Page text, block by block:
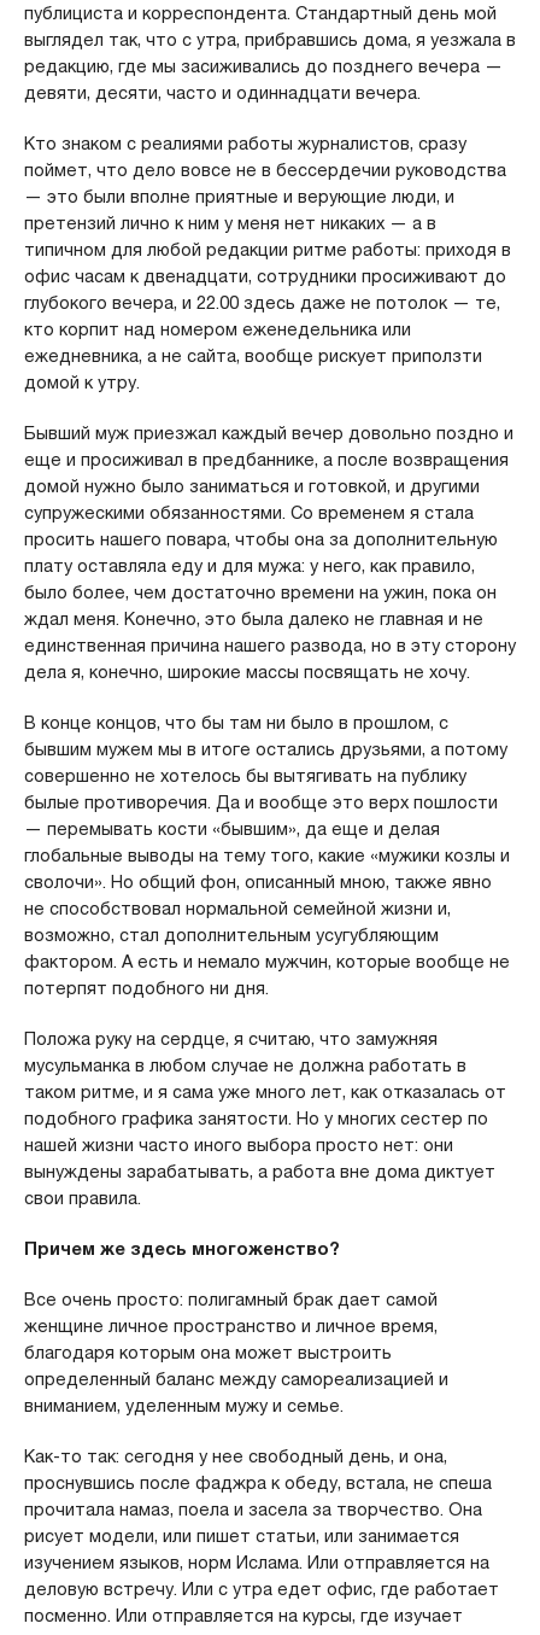
публициста и корреспондента. Стандартный день мой
выглядел так, что с утра, прибравшись дома, я уезжала в
редакцию, где мы засиживались до позднего вечера —
девяти, десяти, часто и одиннадцати вечера.
Кто знаком с реалиями работы журналистов, сразу
поймет, что дело вовсе не в бессердечии руководства
— это были вполне приятные и верующие люди, и
претензий лично к ним у меня нет никаких — а в
типичном для любой редакции ритме работы: приходя в
офис часам к двенадцати, сотрудники просиживают до
глубокого вечера, и 22.00 здесь даже не потолок — те,
кто корпит над номером еженедельника или
ежедневника, а не сайта, вообще рискует приползти
домой к утру.
Бывший муж приезжал каждый вечер довольно поздно и
еще и просиживал в предбаннике, а после возвращения
домой нужно было заниматься и готовкой, и другими
супружескими обязанностями. Со временем я стала
просить нашего повара, чтобы она за дополнительную
плату оставляла еду и для мужа: у него, как правило,
было более, чем достаточно времени на ужин, пока он
ждал меня. Конечно, это была далеко не главная и не
единственная причина нашего развода, но в эту сторону
дела я, конечно, широкие массы посвящать не хочу.
В конце концов, что бы там ни было в прошлом, с
бывшим мужем мы в итоге остались друзьями, а потому
совершенно не хотелось бы вытягивать на публику
былые противоречия. Да и вообще это верх пошлости
— перемывать кости «бывшим», да еще и делая
глобальные выводы на тему того, какие «мужики козлы и
сволочи». Но общий фон, описанный мною, также явно
не способствовал нормальной семейной жизни и,
возможно, стал дополнительным усугубляющим
фактором. А есть и немало мужчин, которые вообще не
потерпят подобного ни дня.
Положа руку на сердце, я считаю, что замужняя
мусульманка в любом случае не должна работать в
таком ритме, и я сама уже много лет, как отказалась от
подобного графика занятости. Но у многих сестер по
нашей жизни часто иного выбора просто нет: они
вынуждены зарабатывать, а работа вне дома диктует
свои правила.
Причем же здесь многоженство?
Все очень просто: полигамный брак дает самой
женщине личное пространство и личное время,
благодаря которым она может выстроить
определенный баланс между самореализацией и
вниманием, уделенным мужу и семье.
Как-то так: сегодня у нее свободный день, и она,
проснувшись после фаджра к обеду, встала, не спеша
прочитала намаз, поела и засела за творчество. Она
рисует модели, или пишет статьи, или занимается
изучением языков, норм Ислама. Или отправляется на
деловую встречу. Или с утра едет офис, где работает
посменно. Или отправляется на курсы, где изучает